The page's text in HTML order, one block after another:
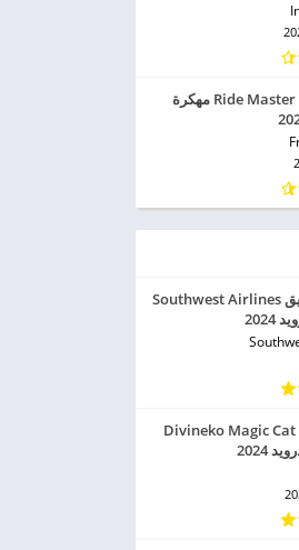
تحميل لعبة Ride Master مهكرة
تحميل تطبيق Southwest Airlines
2024
تحميل لعبة Divineko Magic Cat
2024